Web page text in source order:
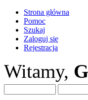
Strona główna
Pomoc
Szukaj
Zaloguj się
Rejestracja
Witamy,